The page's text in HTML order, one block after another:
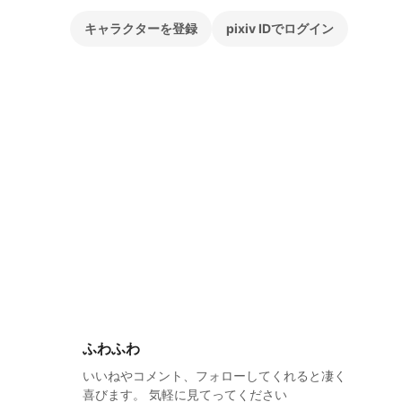
キャラクターを登録 pixiv IDでログイン
ふわふわ
いいねやコメント、フォローしてくれると凄く
喜びます。 気軽に見てってください